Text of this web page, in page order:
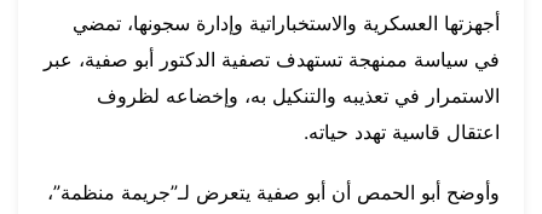
أجهزتها العسكرية والاستخباراتية وإدارة سجونها، تمضي
في سياسة ممنهجة تستهدف تصفية الدكتور أبو صفية، عبر
الاستمرار في تعذيبه والتنكيل به، وإخضاعه لظروف
اعتقال قاسية تهدد حياته.
وأوضح أبو الحمص أن أبو صفية يتعرض لـ”جريمة منظمة”،